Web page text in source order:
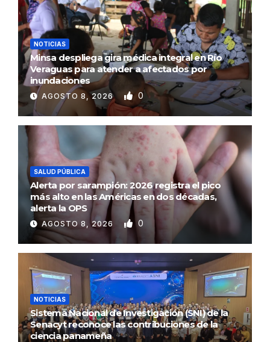
NOTICIAS
Minsa despliega gira médica integral en Río
Veraguas para atender a afectados por
inundaciones
AGOSTO 8, 2026 0
SALUD PÚBLICA
Alerta por sarampión: 2026 registra el pico
más alto en las Américas en dos décadas,
alerta la OPS
AGOSTO 8, 2026 0
NOTICIAS
Sistema Nacional de Investigación (SNI) de la
Senacyt reconoce las contribuciones de la
ciencia panameña